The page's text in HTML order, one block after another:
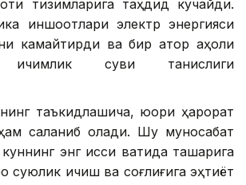
тизимларига таҳдид кучайди.
иншоотлари электр энергияси
камайтирди ва бир қатор аҳоли
ичимлик суви танқислиги
таъкидлашича, юқори ҳарорат
сақланиб қолади. Шу муносабат
энг иссиқ вақтида ташқарига
суюқлик ичиш ва соғлиғига эҳтиёт